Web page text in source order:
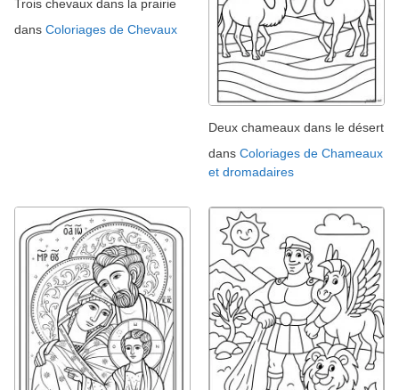
Trois chevaux dans la prairie
dans Coloriages de Chevaux
Deux chameaux dans le désert
dans Coloriages de Chameaux
et dromadaires